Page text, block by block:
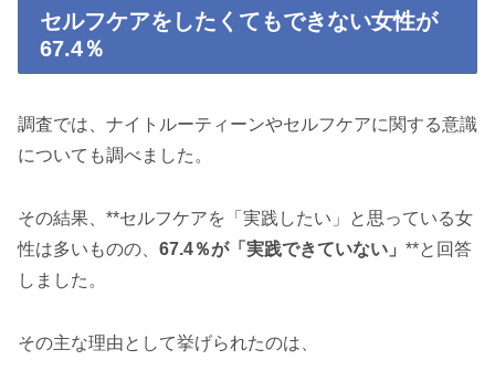
セルフケアをしたくてもできない女性が
67.4％
調査では、ナイトルーティーンやセルフケアに関する意識
についても調べました。
その結果、**セルフケアを「実践したい」と思っている女
性は多いものの、 67.4％が「実践できていない」 **と回答
しました。
その主な理由として挙げられたのは、